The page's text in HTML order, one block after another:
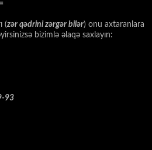
(zər qədrini zərgər bilər) onu axtaranlara
bizimlə əlaqə saxlayın:
93